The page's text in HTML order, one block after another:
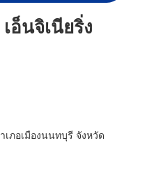
อ็นจิเนียริ่ง
ภอเมืองนนทบุรี จังหวัด